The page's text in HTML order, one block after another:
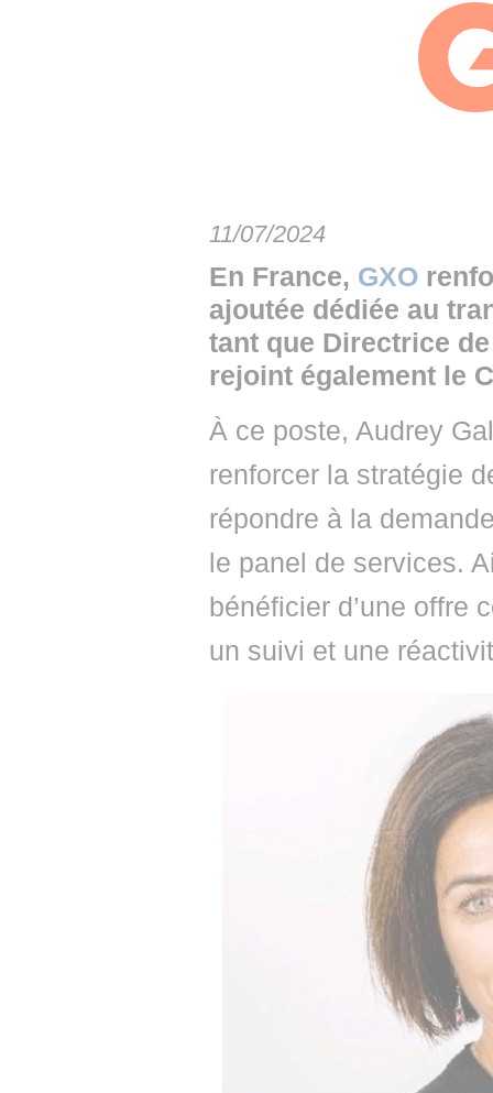
•
•
•
11/07/2024
En France, GXO
ajoutée dédiée au
tant que Directrice
rejoint également le
À ce poste, Audrey
renforcer la stratégie
répondre à la
le panel de services.
bénéficier d’une offre
un suivi et une